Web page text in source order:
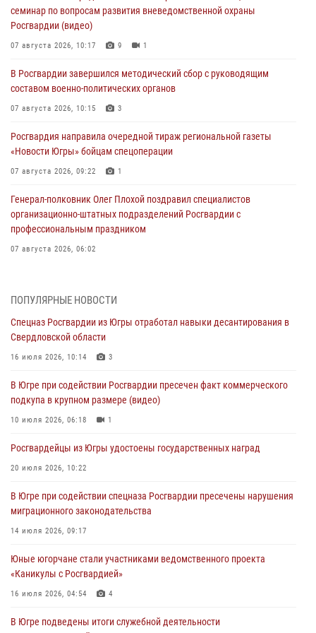
семинар по вопросам развития вневедомственной охраны
Росгвардии (видео)
07 августа 2026, 10:17 9 1
В Росгвардии завершился методический сбор с руководящим
составом военно-политических органов
07 августа 2026, 10:15 3
Росгвардия направила очередной тираж региональной газеты
«Новости Югры» бойцам спецоперации
07 августа 2026, 09:22 1
Генерал-полковник Олег Плохой поздравил специалистов
организационно-штатных подразделений Росгвардии с
профессиональным праздником
07 августа 2026, 06:02
Военнослужащие Росгвардии сбили дрон-разведчик ВСУ на южном
направлении
Офицеры Росгвардии и ветераны войск правопорядка почтили
память генерала армии Ивана Кирилловича Яковлева
В Югре при силовой поддержке ОМОН Росгвардии задержаны
06 августа 2026, 09:07 2 1
Урайский отдел вневедомственной охраны Росгвардии отмечает
05 августа 2026, 12:01 3
ПОПУЛЯРНЫЕ НОВОСТИ
Спецназ Росгвардии из Югры отработал навыки десантирования в
Свердловской области
16 июля 2026, 10:14 3
В Югре при содействии Росгвардии пресечен факт коммерческого
подкупа в крупном размере (видео)
10 июля 2026, 06:18 1
Росгвардейцы из Югры удостоены государственных наград
20 июля 2026, 10:22
В Югре при содействии спецназа Росгвардии пресечены нарушения
миграционного законодательства
14 июля 2026, 09:17
Юные югорчане стали участниками ведомственного проекта
«Каникулы с Росгвардией»
16 июля 2026, 04:54 4
В Югре подведены итоги служебной деятельности